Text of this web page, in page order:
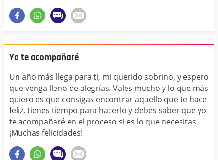
Yo te acompañaré
Un año más llega para ti, mi querido sobrino, y espero
que venga lleno de alegrías. Vales mucho y lo que más
quiero es que consigas encontrar aquello que te hace
feliz, tienes tiempo para hacerlo y debes saber que yo
te acompañaré en el proceso si es lo que necesitas.
¡Muchas felicidades!